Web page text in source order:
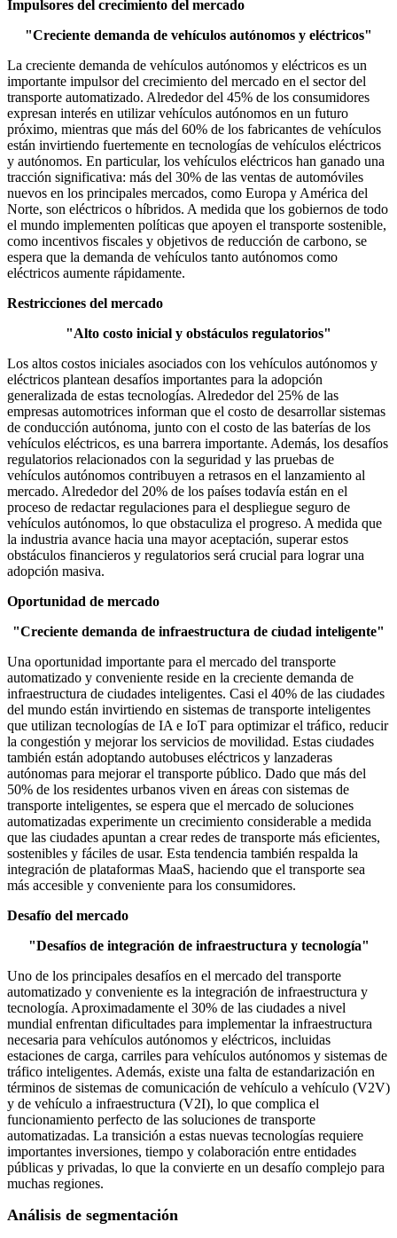
Impulsores del crecimiento del mercado
"Creciente demanda de vehículos autónomos y eléctricos"
La creciente demanda de vehículos autónomos y eléctricos es un
importante impulsor del crecimiento del mercado en el sector del
transporte automatizado. Alrededor del 45% de los consumidores
expresan interés en utilizar vehículos autónomos en un futuro
próximo, mientras que más del 60% de los fabricantes de vehículos
están invirtiendo fuertemente en tecnologías de vehículos eléctricos
y autónomos. En particular, los vehículos eléctricos han ganado una
tracción significativa: más del 30% de las ventas de automóviles
nuevos en los principales mercados, como Europa y América del
Norte, son eléctricos o híbridos. A medida que los gobiernos de todo
el mundo implementen políticas que apoyen el transporte sostenible,
como incentivos fiscales y objetivos de reducción de carbono, se
espera que la demanda de vehículos tanto autónomos como
eléctricos aumente rápidamente.
Restricciones del mercado
"Alto costo inicial y obstáculos regulatorios"
Los altos costos iniciales asociados con los vehículos autónomos y
eléctricos plantean desafíos importantes para la adopción
generalizada de estas tecnologías. Alrededor del 25% de las
empresas automotrices informan que el costo de desarrollar sistemas
de conducción autónoma, junto con el costo de las baterías de los
vehículos eléctricos, es una barrera importante. Además, los desafíos
regulatorios relacionados con la seguridad y las pruebas de
vehículos autónomos contribuyen a retrasos en el lanzamiento al
mercado. Alrededor del 20% de los países todavía están en el
proceso de redactar regulaciones para el despliegue seguro de
vehículos autónomos, lo que obstaculiza el progreso. A medida que
la industria avance hacia una mayor aceptación, superar estos
obstáculos financieros y regulatorios será crucial para lograr una
adopción masiva.
Oportunidad de mercado
"Creciente demanda de infraestructura de ciudad inteligente"
Una oportunidad importante para el mercado del transporte
automatizado y conveniente reside en la creciente demanda de
infraestructura de ciudades inteligentes. Casi el 40% de las ciudades
del mundo están invirtiendo en sistemas de transporte inteligentes
que utilizan tecnologías de IA e IoT para optimizar el tráfico, reducir
la congestión y mejorar los servicios de movilidad. Estas ciudades
también están adoptando autobuses eléctricos y lanzaderas
autónomas para mejorar el transporte público. Dado que más del
50% de los residentes urbanos viven en áreas con sistemas de
transporte inteligentes, se espera que el mercado de soluciones
automatizadas experimente un crecimiento considerable a medida
que las ciudades apuntan a crear redes de transporte más eficientes,
sostenibles y fáciles de usar. Esta tendencia también respalda la
integración de plataformas MaaS, haciendo que el transporte sea
más accesible y conveniente para los consumidores.
Desafío del mercado
"Desafíos de integración de infraestructura y tecnología"
Uno de los principales desafíos en el mercado del transporte
automatizado y conveniente es la integración de infraestructura y
tecnología. Aproximadamente el 30% de las ciudades a nivel
mundial enfrentan dificultades para implementar la infraestructura
necesaria para vehículos autónomos y eléctricos, incluidas
estaciones de carga, carriles para vehículos autónomos y sistemas de
tráfico inteligentes. Además, existe una falta de estandarización en
términos de sistemas de comunicación de vehículo a vehículo (V2V)
y de vehículo a infraestructura (V2I), lo que complica el
funcionamiento perfecto de las soluciones de transporte
automatizadas. La transición a estas nuevas tecnologías requiere
importantes inversiones, tiempo y colaboración entre entidades
públicas y privadas, lo que la convierte en un desafío complejo para
muchas regiones.
Análisis de segmentación